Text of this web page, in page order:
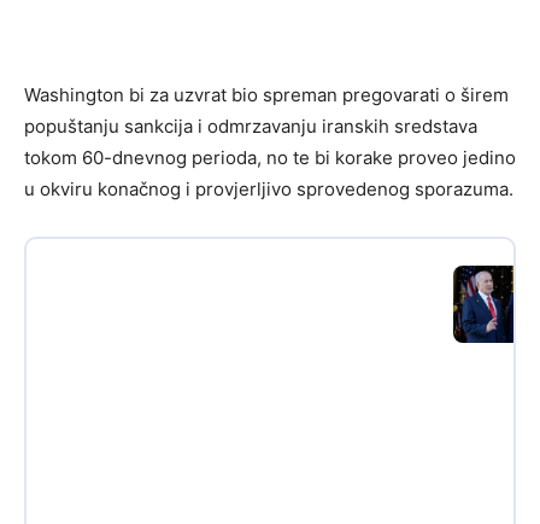
Washington bi za uzvrat bio spreman pregovarati o širem
popuštanju sankcija i odmrzavanju iranskih sredstava
tokom 60-dnevnog perioda, no te bi korake proveo jedino
u okviru konačnog i provjerljivo sprovedenog sporazuma.